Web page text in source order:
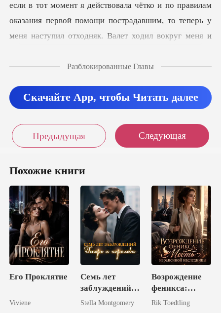
Выйти
Скачать приложение
если в тот момент я действовала чётко и по правилам
оказания первой помощи
Разблокированные Главы
Скачайте App, чтобы Читать далее
Предыдущая Следующая
Похожие книги
Его Проклятие
Viviene
Семь лет
заблуждений.
Теперь я
Stella Montgomery
Возрождение
феникса:
Месть
Rik Toedtling